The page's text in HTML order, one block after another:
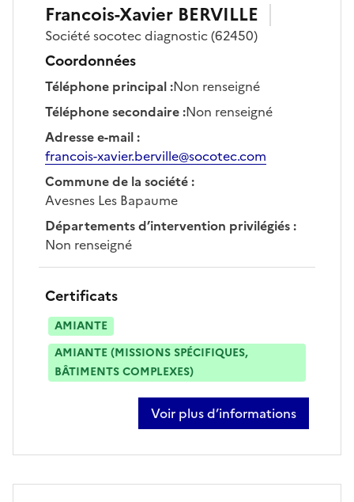
Francois-Xavier BERVILLE
Sociétésocotec diagnostic(62450)
Coordonnées
Téléphone principal:Non renseigné
Téléphone secondaire:Non renseigné
Adresse e-mail:
francois-xavier.berville@socotec.com
Commune de la société:
Avesnes Les Bapaume
Départements d’intervention privilégiés:
Non renseigné
Certificats
AMIANTE
AMIANTE (MISSIONS SPÉCIFIQUES,
BÂTIMENTS COMPLEXES)
Voir plus d’informations
sur francois-xavier berville